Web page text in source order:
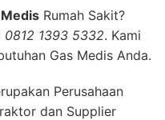
Rumah Sakit?
0812 1393 5332. Kami
Gas Medis Anda.
Perusahaan
dan Supplier